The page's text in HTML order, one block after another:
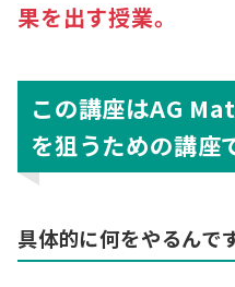
果を出す授業。
この講座はAG
を狙うための講座
具体的に何をやるんで